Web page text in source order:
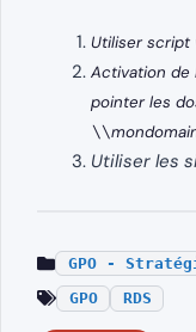
Utiliser script
Activation de
pointer les
Utiliser les
GPO -
GPO
RDS